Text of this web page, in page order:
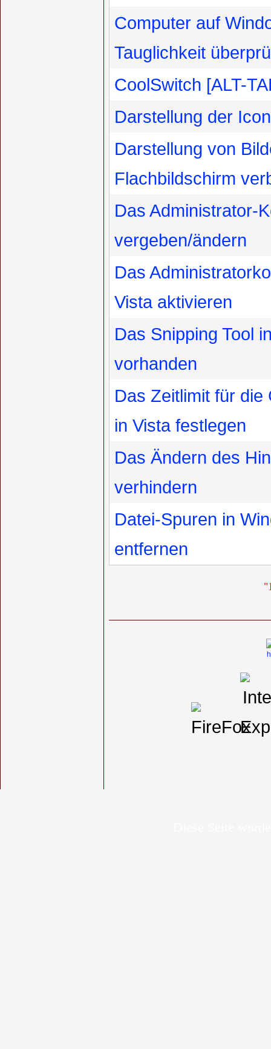
Computer auf
Tauglichkeit
CoolSwitch [ALT-
Darstellung der
Darstellung von
Flachbildschirm
Das Administrator-
vergeben/ändern
Das
Vista aktivieren
Das Snipping Tool
vorhanden
Das Zeitlimit für die
in Vista festlegen
Das Ändern des
verhindern
Datei-Spuren in
entfernen